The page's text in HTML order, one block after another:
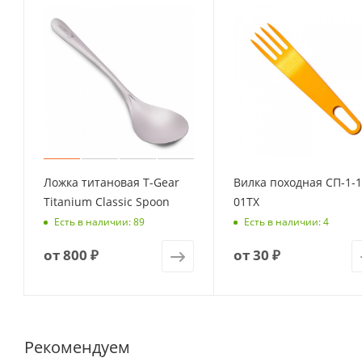
Ложка титановая T-Gear
Titanium Classic Spoon
Есть в наличии: 89
от800 ₽
Вилка походная СП-1-
01ТХ
Есть в наличии: 4
от30 ₽
Рекомендуем